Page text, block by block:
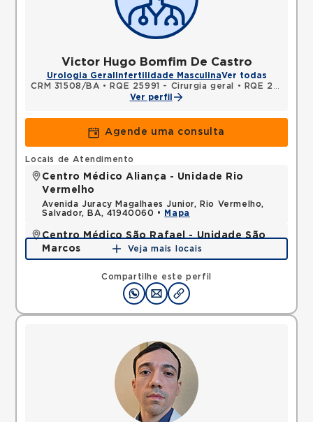
Victor Hugo Bomfim De Castro
Urologia Geral Infertilidade MasculinaVer todas
CRM 31508/BA • RQE 25991 - Cirurgia geral •
RQE 27529 - Urologia
Ver perfil
Agende uma consulta
Compartilhe este perfil
Locais de Atendimento
Centro Médico Aliança - Unidade Rio
Vermelho
Avenida Juracy Magalhaes Junior, Rio Vermelho,
Salvador, BA, 41940060 •
Mapa
Centro Médico São Rafael - Unidade São
Marcos
Rua Sao Rafael, Sao Marcos, Salvador, BA,
Mapa
Veja mais locais